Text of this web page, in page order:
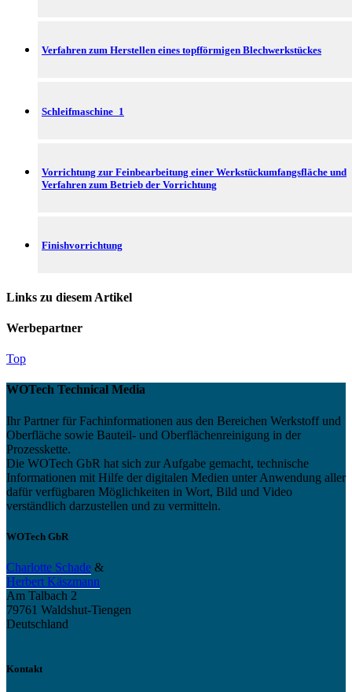
Verfahren zum Herstellen eines topfförmigen Blechwerkstückes
Schleifmaschine_1
Vorrichtung zur Feinbearbeitung einer Werkstückumfangsfläche und
Verfahren zum Betrieb der Vorrichtung
Finishvorrichtung
Links zu diesem Artikel
Werbepartner
Top
WOTech Technical Media
Ihr Partner für Fachinformationen aus den Bereichen Werkstoff und
Oberfläche sowie Bauteil- und Oberflächenreinigung in der
Prozesskette.
Die WOTech GbR hat sich zur Aufgabe gemacht, technische
Informationen mit Hilfe der digitalen Medien unter Anwendung aller
dafür verfügbaren Möglichkeiten in Wort, Bild und Video
verständlich darzustellen und zu vermitteln.
WOTech GbR
Charlotte Schade &
Herbert Käszmann
Am Talbach 2
79761 Waldshut-Tiengen
Deutschland
Kontakt